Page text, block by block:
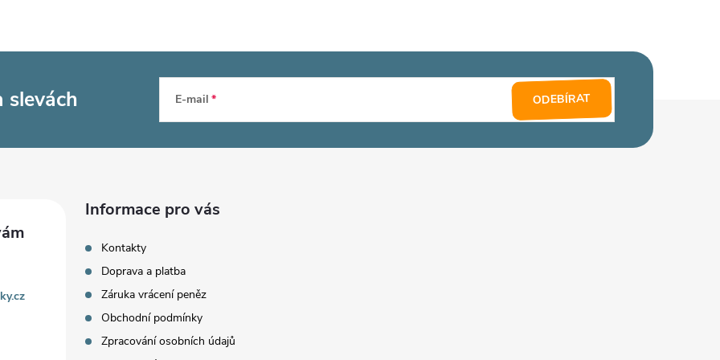
slevách E-mail ODEBÍRAT
Informace pro vás
Kontakty
Doprava a platba
Záruka vrácení peněz
Obchodní podmínky
Zpracování osobních údajů